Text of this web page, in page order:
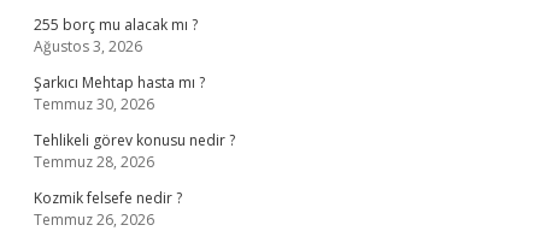
255 borç mu alacak mı ?
Ağustos 3, 2026
Şarkıcı Mehtap hasta mı ?
Temmuz 30, 2026
Tehlikeli görev konusu nedir ?
Temmuz 28, 2026
Kozmik felsefe nedir ?
Temmuz 26, 2026